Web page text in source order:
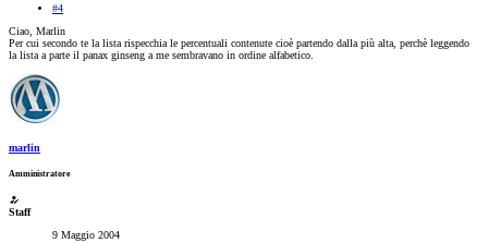
#4
Ciao, Marlin
Per cui secondo te la lista rispecchia le percentuali contenute cioè partendo dalla più alta, perchè leggendo
la lista a parte il panax ginseng a me sembravano in ordine alfabetico.
marlin
Amministratore
Staff
9 Maggio 2004